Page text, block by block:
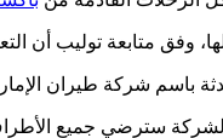
متابعة توليب أن التعليق
باسم شركة طيران
سترضي جميع